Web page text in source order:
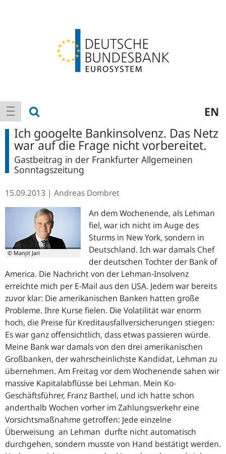
Hauptnavigation
Navigation anzeigen EN
Ich googelte Bankinsolvenz. Das Netz
war auf die Frage nicht vorbereitet.
Gastbeitrag in der Frankfurter Allgemeinen
Sonntagszeitung
15.09.2013 Andreas Dombret
© Manjit Jari
An dem Wochenende, als Lehman
fiel, war ich nicht im Auge des
Sturms in NewYork, sondern in
Deutschland. Ich war damals Chef
der deutschen Tochter der Bank of
America. Die Nachricht von der Lehman-Insolvenz
erreichte mich per E-Mail aus den USA. Jedem war bereits
zuvor klar: Die amerikanischen Banken hatten große
Probleme. Ihre Kurse fielen. Die Volatilität war enorm
hoch, die Preise für Kreditausfallversicherungen stiegen:
Es war ganz offensichtlich, dass etwas passieren würde.
Meine Bank war damals von den drei amerikanischen
Großbanken, der wahrscheinlichste Kandidat, Lehman zu
übernehmen. Am Freitag vor dem Wochenende sahen wir
massive Kapitalabflüsse bei Lehman. Mein Ko-
Geschäftsführer, Franz Barthel, und ich hatte schon
anderthalb Wochen vorher im Zahlungsverkehr eine
Vorsichtsmaßnahme getroffen: Jede einzelne
Überweisung an Lehman durfte nicht automatisch
durchgehen, sondern musste von Hand bestätigt werden.